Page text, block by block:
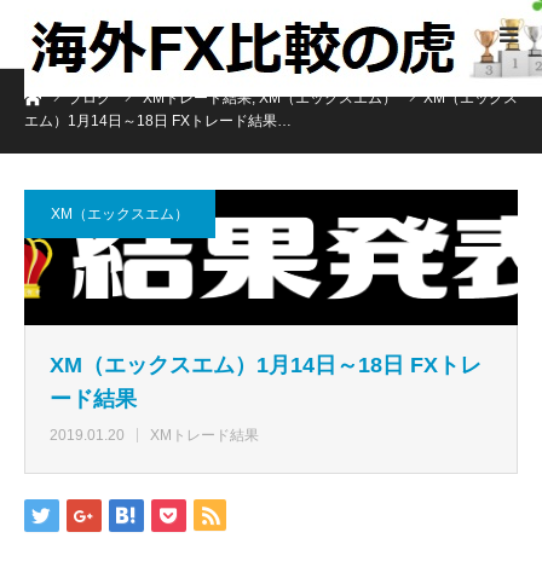
ホームブログ XMトレード結果, XM（エックスエム）
XM（エックス
エム）1月14日～18日 FXトレード結果…
XM（エックスエム）
XM（エックスエム）1月14日～18日 FXトレ
ード結果
2019.01.20 XMトレード結果